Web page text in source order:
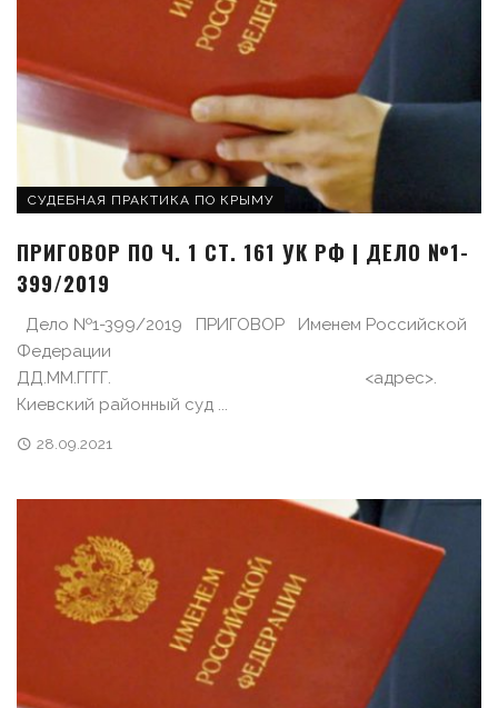
СУДЕБНАЯ ПРАКТИКА ПО КРЫМУ
ПРИГОВОР ПО Ч. 1 СТ. 161 УК РФ | ДЕЛО №1-
399/2019
Дело №1-399/2019 ПРИГОВОР Именем Российской
Федерации
ДД.ММ.ГГГГ. <адрес>.
Киевский районный суд ...
28.09.2021